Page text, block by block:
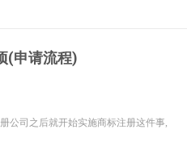
(申请流程)
公司之后就开始实施商标注册这件事,